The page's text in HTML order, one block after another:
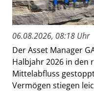
06.08.2026, 08:18 Uhr
Der Asset Manager
Halbjahr 2026 in den
Mittelabfluss
Vermögen stiegen